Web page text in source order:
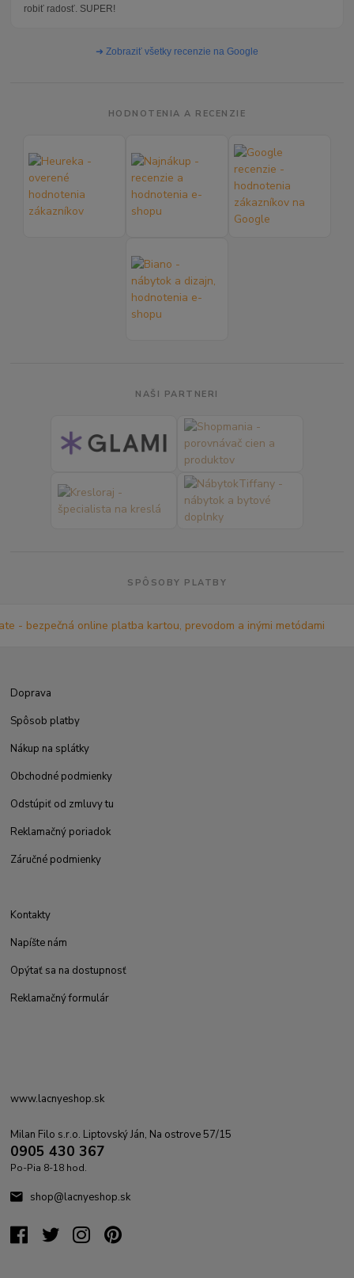
robiť radosť. SUPER!
➜ Zobraziť všetky recenzie na Google
HODNOTENIA A RECENZIE
NAŠI PARTNERI
SPÔSOBY PLATBY
Doprava
Spôsob platby
Nákup na splátky
Obchodné podmienky
Odstúpiť od zmluvy tu
Reklamačný poriadok
Záručné podmienky
Kontakty
Napíšte nám
Opýtať sa na dostupnosť
Reklamačný formulár
www.lacnyeshop.sk
Milan Filo s.r.o. Liptovský Ján, Na ostrove 57/15
0905 430 367
Po-Pia 8-18 hod.
shop@lacnyeshop.sk